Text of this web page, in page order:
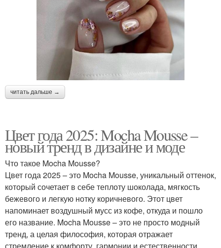
читать дальше →
Цвет года 2025: Mocha Mousse –
новый тренд в дизайне и моде
Что такое Mocha Mousse?
Цвет года 2025 – это Mocha Mousse, уникальный оттенок,
который сочетает в себе теплоту шоколада, мягкость
бежевого и легкую нотку коричневого. Этот цвет
напоминает воздушный мусс из кофе, откуда и пошло
его название. Mocha Mousse – это не просто модный
тренд, а целая философия, которая отражает
стремление к комфорту, гармонии и естественности.